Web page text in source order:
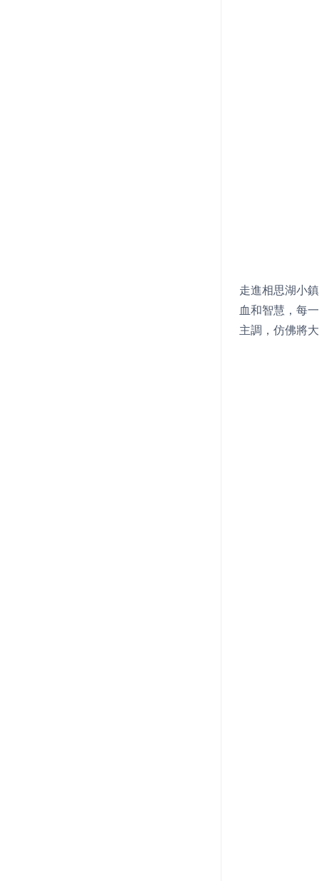
走進相思湖小
血和智慧，每
主調，仿佛將